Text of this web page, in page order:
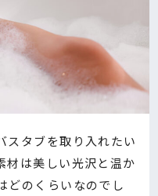
スタブを取り入れたい
材は美しい光沢と温か
どのくらいなのでし